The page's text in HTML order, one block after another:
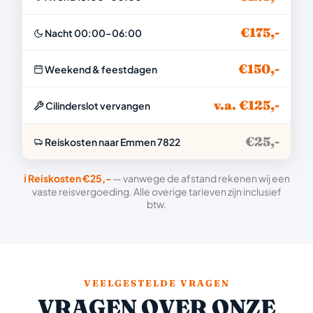
Nacht 00:00–06:00 €175,-
Weekend & feestdagen €150,-
Cilinderslot vervangen v.a. €125,-
Reiskosten naar Emmen 7822 €25,-
ℹ️ Reiskosten €25,-— vanwege de afstand rekenen wij een
vaste reisvergoeding. Alle overige tarieven zijn inclusief
btw.
VEELGESTELDE VRAGEN
VRAGEN OVER ONZE